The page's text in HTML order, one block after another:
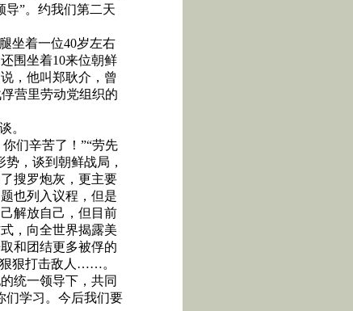
导”。约我们第二天
坐着一位40岁左右
围坐着10来位朝鲜
，他叫郑耿介，曾
营里劳动党组织的
。
们辛苦了！”“劳先
，谈到朝鲜战局，
搜罗炮灰，更主要
也列入议程，但是
解放自己，但目前
，向全世界揭露美
和团结更多被俘的
狠打击敌人……。
统一领导下，共同
们学习。今后我们要